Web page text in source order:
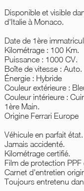
Disponible et visible
d'Italie à Monaco.
Date de 1ère
Kilométrage : 100 Km.
Puissance : 1000 CV.
Boîte de vitesse : Auto.
Énergie : Hybride
Couleur extérieure :
Couleur intérieure :
1ère Main.
Origine Ferrari Europe
Véhicule en parfait état.
Jamais accidenté.
Kilométrage certifié.
Film de protection PPF
Carnet d'entretien
Toujours entretenu